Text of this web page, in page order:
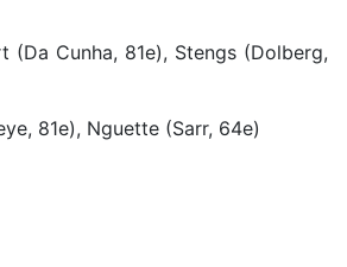
(Da Cunha, 81e), Stengs (Dolberg,
81e), Nguette (Sarr, 64e)